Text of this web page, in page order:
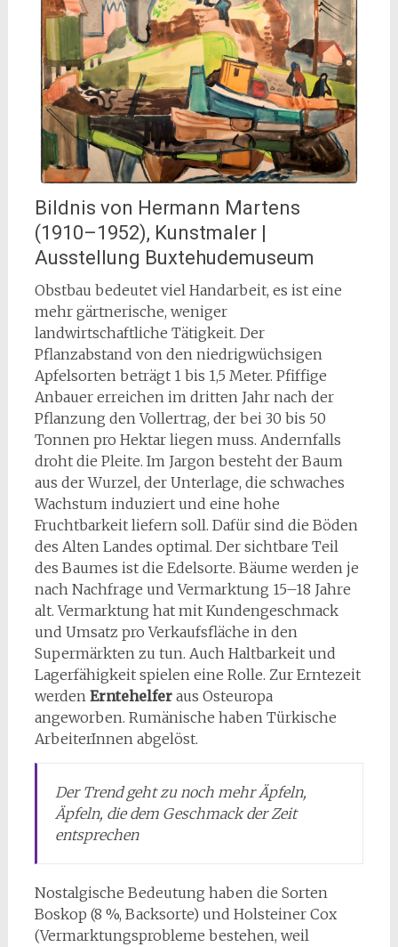
Bildnis von Hermann Martens
(1910–1952), Kunstmaler |
Ausstellung Buxtehudemuseum
Obstbau bedeutet viel Handarbeit, es ist eine
mehr gärtnerische, weniger
landwirtschaftliche Tätigkeit. Der
Pflanzabstand von den niedrigwüchsigen
Apfelsorten beträgt 1 bis 1,5 Meter. Pfiffige
Anbauer erreichen im dritten Jahr nach der
Pflanzung den Vollertrag, der bei 30 bis 50
Tonnen pro Hektar liegen muss. Andernfalls
droht die Pleite. Im Jargon besteht der Baum
aus der Wurzel, der Unterlage, die schwaches
Wachstum induziert und eine hohe
Fruchtbarkeit liefern soll. Dafür sind die Böden
des Alten Landes optimal. Der sichtbare Teil
des Baumes ist die Edelsorte. Bäume werden je
nach Nachfrage und Vermarktung 15–18 Jahre
alt. Vermarktung hat mit Kundengeschmack
und Umsatz pro Verkaufsfläche in den
Supermärkten zu tun. Auch Haltbarkeit und
Lagerfähigkeit spielen eine Rolle. Zur Erntezeit
werden Erntehelferaus Osteuropa
angeworben. Rumänische haben Türkische
ArbeiterInnen abgelöst.
Der Trend geht zu noch mehr Äpfeln,
Äpfeln, die dem Geschmack der Zeit
entsprechen
Nostalgische Bedeutung haben die Sorten
Boskop (8 %, Backsorte) und Holsteiner Cox
(Vermarktungsprobleme bestehen, weil